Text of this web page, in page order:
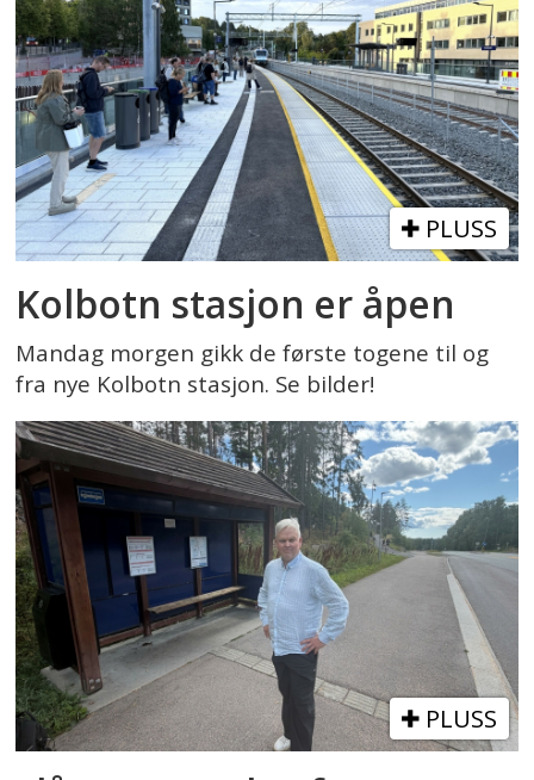
PLUSS
Kolbotn stasjon er åpen
Mandag morgen gikk de første togene til og
fra nye Kolbotn stasjon. Se bilder!
PLUSS